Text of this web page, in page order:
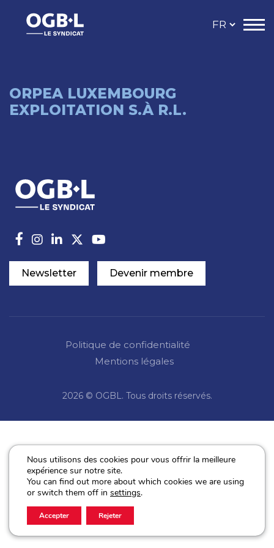
ORPEA LUXEMBOURG
EXPLOITATION S.À R.L.
Newsletter Devenir membre
Politique de confidentialité
Mentions légales
2026 © OGBL. Tous droits réservés.
Nous utilisons des cookies pour vous offrir la meilleure
expérience sur notre site.
You can find out more about which cookies we are using
or switch them off in settings.
Accepter Rejeter